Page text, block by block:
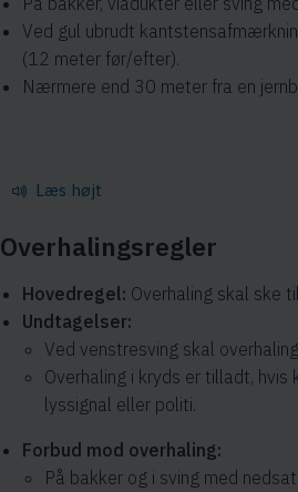
Ved gul ubrudt
(12 meter før/efter).
Nærmere end 30 meter fra en
Læs højt
Overhalingsregler
Hovedregel: Overhaling skal ske
Undtagelser:
Ved venstresving skal
Overhaling i kryds er tilladt,
lyssignal eller politi.
Forbud mod overhaling:
På bakker og i sving med